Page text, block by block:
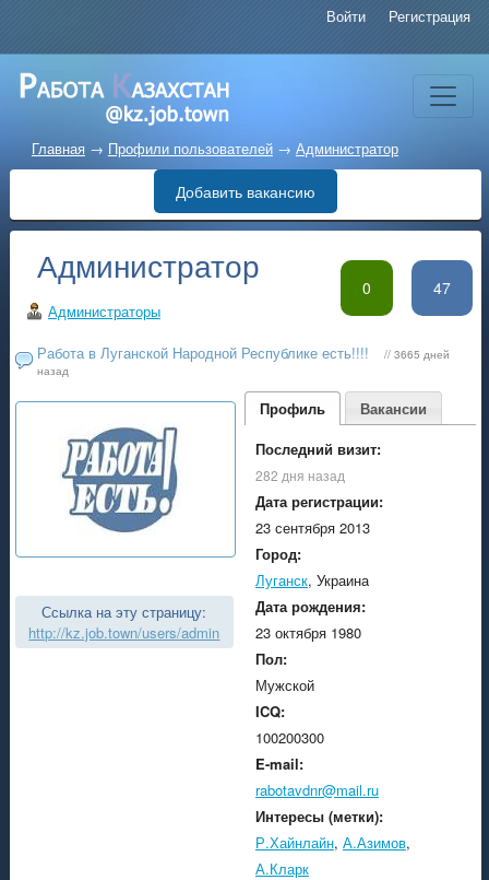
Войти Регистрация
Главная → Профили пользователей→ Администратор
Добавить вакансию
0 47
Администраторы
Администратор
Работа в Луганской Народной Республике есть!!!!
// 3665 дней
назад
Ссылка на эту страницу:
http://kz.job.town/users/admin
Профиль
Вакансии
Последний визит:
282 дня назад
Дата регистрации:
23 сентября 2013
Город:
Луганск, Украина
Дата рождения:
23 октября 1980
Пол:
Мужской
ICQ:
100200300
E-mail:
rabotavdnr@mail.ru
Интересы (метки):
Р.Хайнлайн, А.Азимов,
А.Кларк